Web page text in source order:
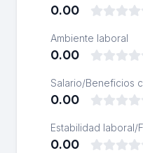
0.00
Ambiente laboral
0.00
Salario/Beneficios
0.00
Estabilidad
0.00